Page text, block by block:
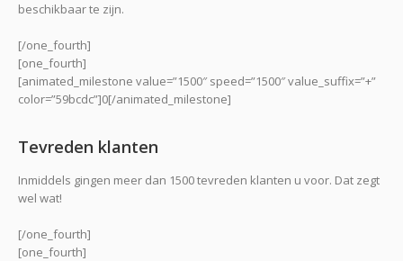
beschikbaar te zijn.
[/one_fourth]
[one_fourth]
[animated_milestone value=”1500″ speed=”1500″ value_suffix=”+”
color=”59bcdc”]0[/animated_milestone]
Tevreden klanten
Inmiddels gingen meer dan 1500 tevreden klanten u voor. Dat zegt
wel wat!
[/one_fourth]
[one_fourth]